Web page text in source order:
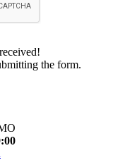
the form.
МО